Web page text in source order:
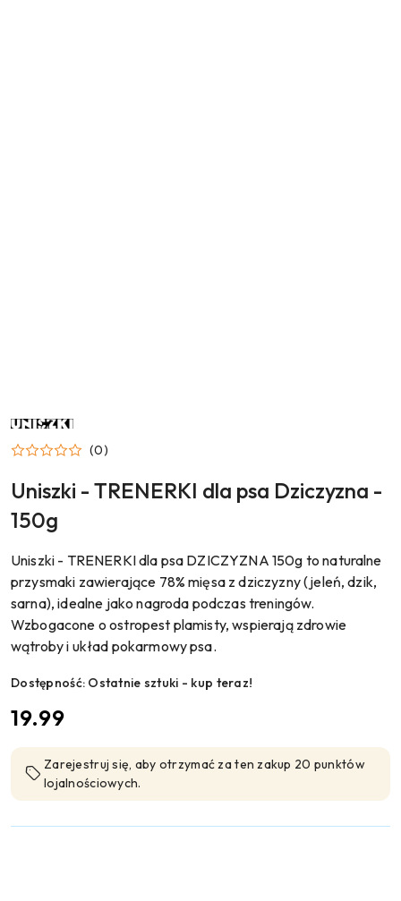
NAZWA
PRODUCENTA:
UNISZKI
(0)
Uniszki - TRENERKI dla psa Dziczyzna -
150g
Uniszki - TRENERKI dla psa DZICZYZNA 150g to naturalne
przysmaki zawierające 78% mięsa z dziczyzny (jeleń, dzik,
sarna), idealne jako nagroda podczas treningów.
Wzbogacone o ostropest plamisty, wspierają zdrowie
wątroby i układ pokarmowy psa.
Dostępność: Ostatnie sztuki - kup teraz!
cena:
19.99
Zarejestruj się, aby otrzymać za ten zakup 20 punktów
lojalnościowych.